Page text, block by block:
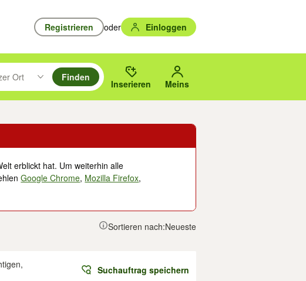
Registrieren oder Einloggen
unten durchsuchen und mit Eingabetaste auswählen.
drücken um zu suchen, oder Vorschläge mit den Pfeiltasten nach oben/
Ort
im Umkreis des gewählten Orts oder PLZ.
Finden
Inserieren Meins
erblickt hat. Um weiterhin alle
Google Chrome, Mozilla Firefox,
Sortieren nach:Neueste
Suchauftrag speichern